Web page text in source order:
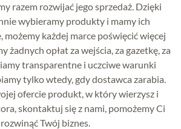
razem rozwijać jego sprzedaż. Dzięki
wybieramy produkty i mamy ich
możemy każdej marce poświęcić więcej
żadnych opłat za wejścia, za gazetkę, za
transparentne i uczciwe warunki
tylko wtedy, gdy dostawca zarabia.
ofercie produkt, w który wierzysz i
skontaktuj się z nami, pomożemy Ci
rozwinąć Twój biznes.